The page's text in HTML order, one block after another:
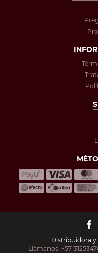
Distribuidora y
Llámanos: +57